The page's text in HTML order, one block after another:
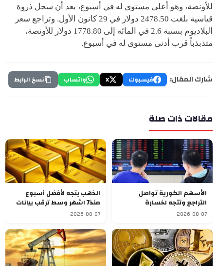
للأونصة، وهو أعلى مستوى له في أسبوع، بعد أن سجل ذروة
قياسية بلغت 2478.50 دولار في 29 كانون الأول. وتراجع سعر
البلاديوم بنسبة 2.6 في المائة إلى 1778.80 دولار للأونصة،
متذبذباً قرب أدنى مستوى له في أسبوع.
شارك المقال: فيسبوك X واتساب نسخ الرابط
مقالات ذات صلة
الأسهم الكورية تواصل
التراجع وتتجه لخسارة
أسبوعية سابعة
2026-08-07
الذهب يتجه لأفضل أسبوع
منذ7 اشهر وسط ترقب بيانات
الوظائف الأميركية
2026-08-07